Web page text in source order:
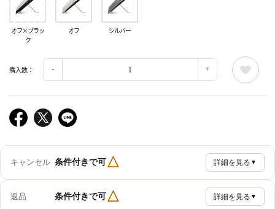
オフ×ブラッ
ク
オフ シルバー
購入数：
キャンセル 条件付きで可△ 詳細を見る ▼
返品 条件付きで可△ 詳細を見る ▼